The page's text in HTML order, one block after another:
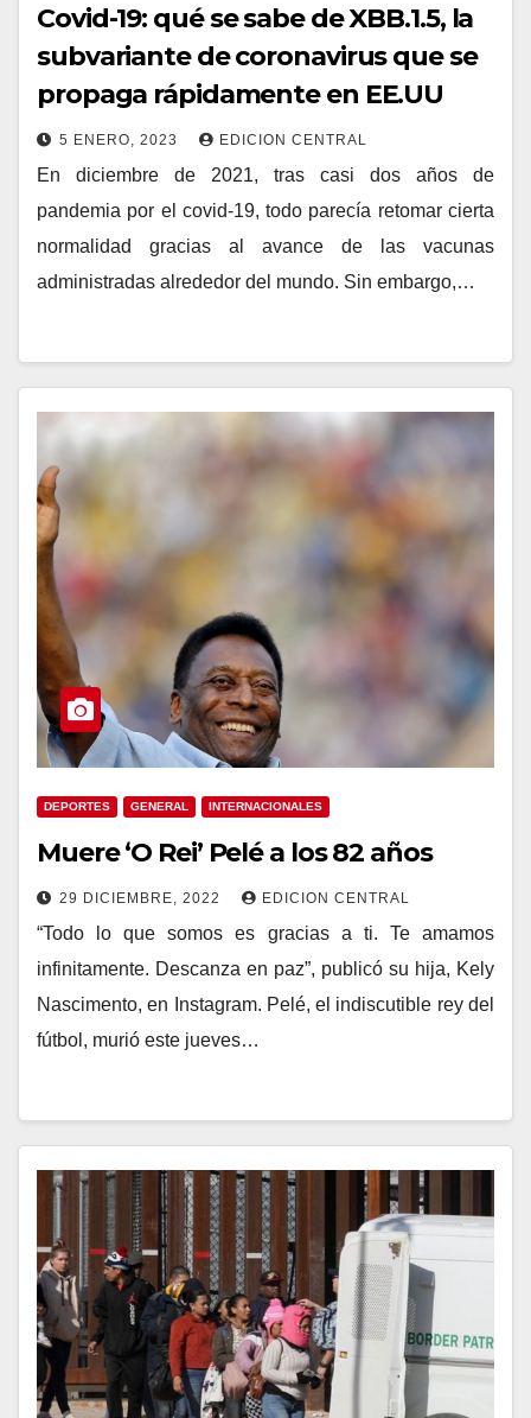
Covid-19: qué se sabe de XBB.1.5, la
subvariante de coronavirus que se
propaga rápidamente en EE.UU
5 ENERO, 2023 EDICION CENTRAL
En diciembre de 2021, tras casi dos años de
pandemia por el covid-19, todo parecía retomar cierta
normalidad gracias al avance de las vacunas
administradas alrededor del mundo. Sin embargo,…
DEPORTES GENERAL INTERNACIONALES
Muere ‘O Rei’ Pelé a los 82 años
29 DICIEMBRE, 2022 EDICION CENTRAL
“Todo lo que somos es gracias a ti. Te amamos
infinitamente. Descanza en paz”, publicó su hija, Kely
Nascimento, en Instagram. Pelé, el indiscutible rey del
fútbol, murió este jueves…